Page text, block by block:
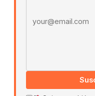
Es La Hora de Aprender
Políticas De